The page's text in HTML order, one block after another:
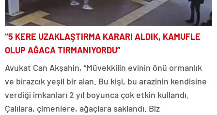
“5 KERE UZAKLAŞTIRMA KARARI ALDIK, KAMUFLE
OLUP AĞACA TIRMANIYORDU”
Avukat Can Akşahin, “Müvekkilin evinin önü ormanlık
ve birazcık yeşil bir alan. Bu kişi, bu arazinin kendisine
verdiği imkanları 2 yıl boyunca çok etkin kullandı.
Çalılara, çimenlere, ağaçlara saklandı. Biz